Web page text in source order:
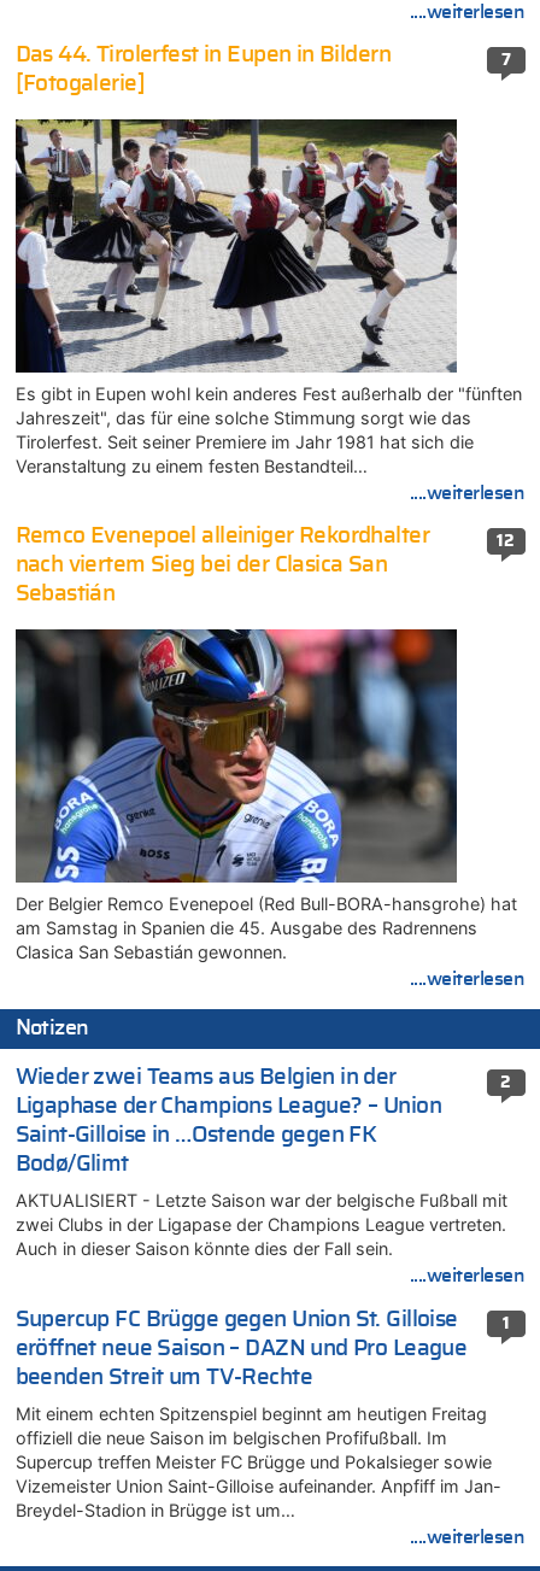
....weiterlesen
7
Das 44. Tirolerfest in Eupen in Bildern
[Fotogalerie]
Es gibt in Eupen wohl kein anderes Fest außerhalb der "fünften
Jahreszeit", das für eine solche Stimmung sorgt wie das
Tirolerfest. Seit seiner Premiere im Jahr 1981 hat sich die
Veranstaltung zu einem festen Bestandteil…
....weiterlesen
12
Remco Evenepoel alleiniger Rekordhalter
nach viertem Sieg bei der Clasica San
Sebastián
Der Belgier Remco Evenepoel (Red Bull-BORA-hansgrohe) hat
am Samstag in Spanien die 45. Ausgabe des Radrennens
Clasica San Sebastián gewonnen.
....weiterlesen
Notizen
2
Wieder zwei Teams aus Belgien in der
Ligaphase der Champions League? – Union
Saint-Gilloise in …Ostende gegen FK
Bodø/Glimt
AKTUALISIERT - Letzte Saison war der belgische Fußball mit
zwei Clubs in der Ligapase der Champions League vertreten.
Auch in dieser Saison könnte dies der Fall sein.
....weiterlesen
1
Supercup FC Brügge gegen Union St. Gilloise
eröffnet neue Saison – DAZN und Pro League
beenden Streit um TV-Rechte
Mit einem echten Spitzenspiel beginnt am heutigen Freitag
offiziell die neue Saison im belgischen Profifußball. Im
Supercup treffen Meister FC Brügge und Pokalsieger sowie
Vizemeister Union Saint-Gilloise aufeinander. Anpfiff im Jan-
Breydel-Stadion in Brügge ist um…
....weiterlesen